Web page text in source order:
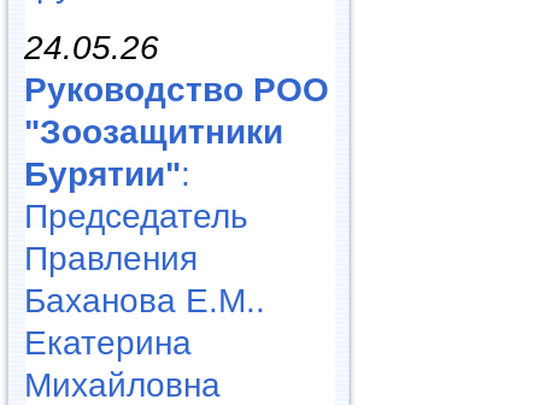
24.05.26
Руководство РОО
"Зоозащитники
Бурятии":
Председатель
Правления
Баханова Е.М..
Екатерина
Михайловна